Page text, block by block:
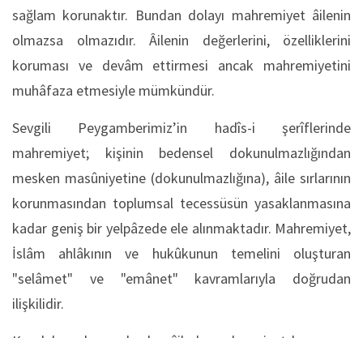
sağlam korunaktır. Bundan dolayı mahremiyet âilenin
olmazsa olmazıdır. Âilenin değerlerini, özelliklerini
koruması ve devâm ettirmesi ancak mahremiyetini
muhâfaza etmesiyle mümkündür.
Sevgili Peygamberimiz’in hadîs-i şerîflerinde
mahremiyet; kişinin bedensel dokunulmazlığından
mesken masûniyetine (dokunulmazlığına), âile sırlarının
korunmasından toplumsal tecessüsün yasaklanmasına
kadar geniş bir yelpâzede ele alınmaktadır. Mahremiyet,
İslâm ahlâkının ve hukûkunun temelini oluşturan
"selâmet" ve "emânet" kavramlarıyla doğrudan
ilişkilidir.